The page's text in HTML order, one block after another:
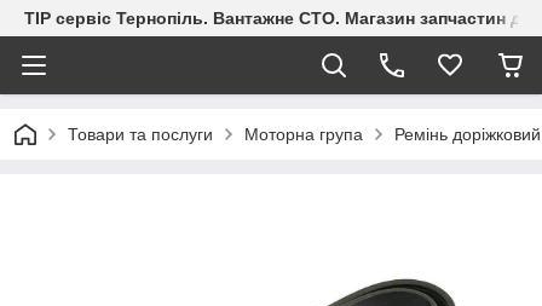
ТІР сервіс Тернопіль. Вантажне СТО. Магазин запчастин
Товари та послуги Моторна група Ремінь